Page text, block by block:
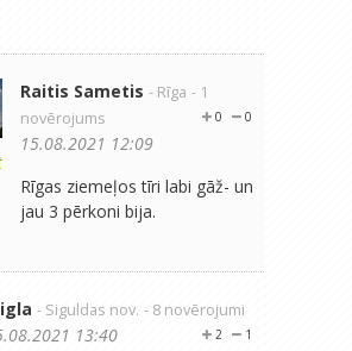
Raitis Sametis - Rīga - 1
novērojums
0
0
15.08.2021 12:09
Rīgas ziemeļos tīri labi gāž- un
jau 3 pērkoni bija.
- Siguldas nov. - 8 novērojumi
1
2
13:40